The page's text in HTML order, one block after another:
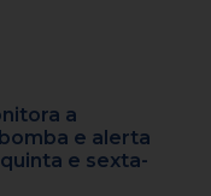
a
e alerta
e sexta-